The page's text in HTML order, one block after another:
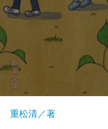
重松清／著